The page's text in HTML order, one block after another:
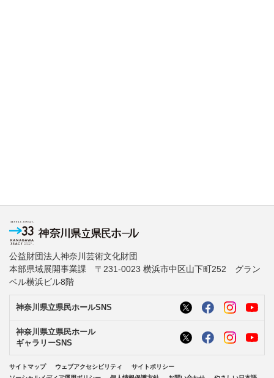
公益財団法人神奈川芸術文化財団
本部県域展開事業課 〒231-0023 横浜市中区山下町252 グラン
ベル横浜ビル8階
神奈川県立県民ホールSNS
神奈川県立県民ホール
ギャラリーSNS
サイトマップ ウェブアクセシビリティ
サイトポリシー